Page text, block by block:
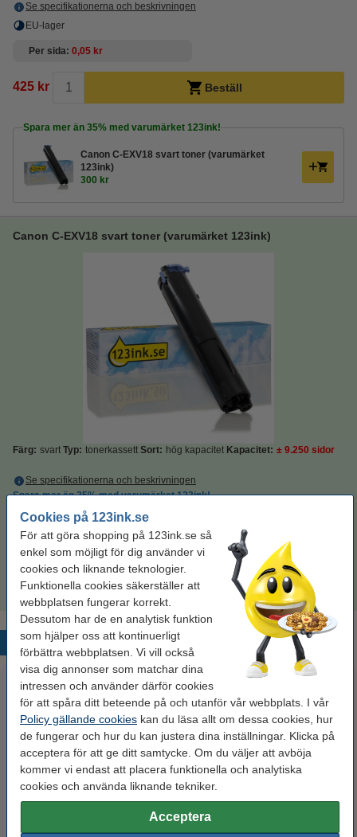
Cookies på 123ink.se
För att göra shopping på 123ink.se så
enkel som möjligt för dig använder vi
cookies och liknande teknologier.
Funktionella cookies säkerställer att
webbplatsen fungerar korrekt.
Dessutom har de en analytisk funktion
som hjälper oss att kontinuerligt
förbättra webbplatsen. Vi vill också
visa dig annonser som matchar dina
intressen och använder därför cookies
för att spåra ditt beteende på och utanför vår webbplats. I vår
Policy gällande cookies kan du läsa allt om dessa cookies, hur
de fungerar och hur du kan justera dina inställningar. Klicka på
acceptera för att ge ditt samtycke. Om du väljer att avböja
kommer vi endast att placera funktionella och analytiska
cookies och använda liknande tekniker.
Acceptera
Se specifikationerna och beskrivningen
EU-lager
Per sida 0,05 kr
425 kr Beställ
Spara mer än 35% med varumärket 123ink!
Canon C-EXV18 svart toner (varumärket
123ink)
300 kr
Canon C-EXV18 svart toner (varumärket 123ink)
Färg: svart Typ: tonerkassett Sort: hög kapacitet Kapacitet: ± 9.250 sidor
Se specifikationerna och beskrivningen
Spara mer än35%med varumärket 123ink!
i lager
Beställ nu så skickar vi på måndag!
Per sida 0,03 kr
300 kr Beställ
Populära produkter
Canon C-EXV18 svart toner
Canon C-EXV15 svart toner